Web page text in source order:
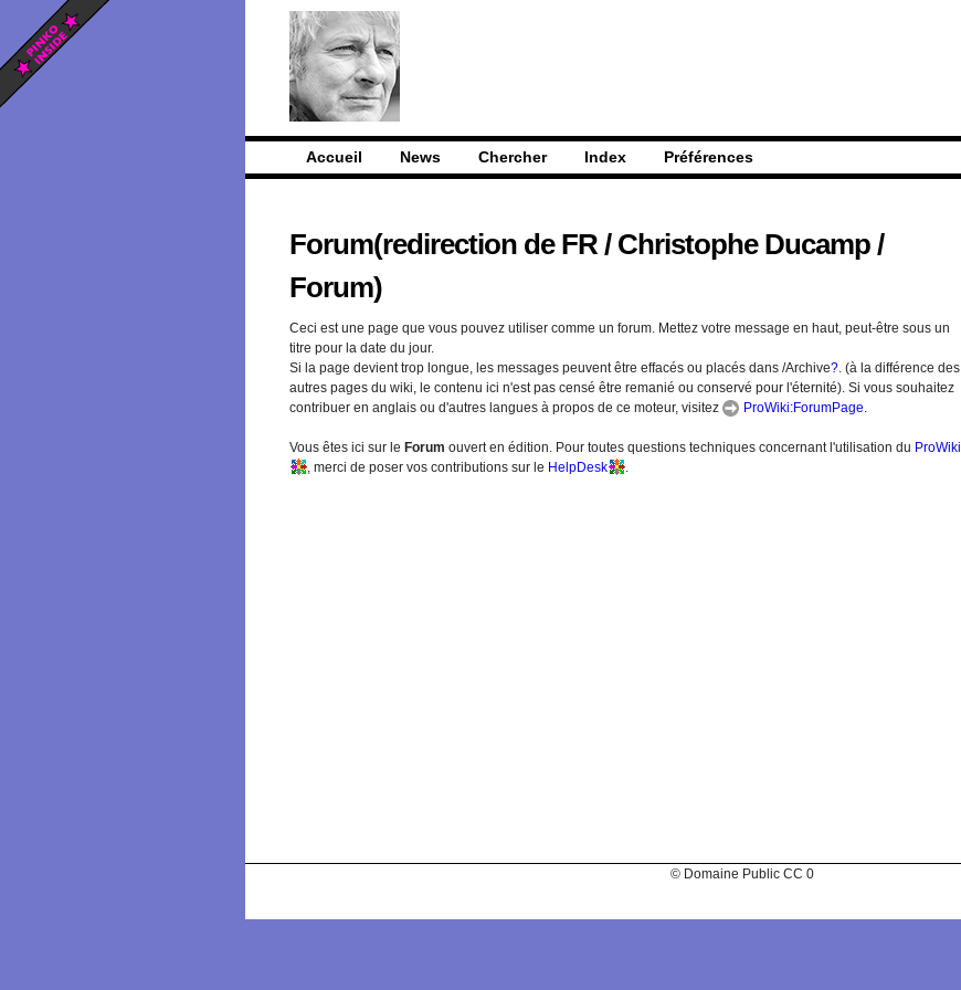
Accueil News Chercher Index Préférences
Forum(redirection de FR / Christophe Ducamp /
Forum)
Ceci est une page que vous pouvez utiliser comme un forum. Mettez votre message en haut, peut-être sous un
titre pour la date du jour.
Si la page devient trop longue, les messages peuvent être effacés ou placés dans /Archive? . (à la différence des
autres pages du wiki, le contenu ici n'est pas censé être remanié ou conservé pour l'éternité). Si vous souhaitez
contribuer en anglais ou d'autres langues à propos de ce moteur, visitez
ProWiki:ForumPage
Vous êtes ici sur le Forum ouvert en édition. Pour toutes questions techniques concernant l'utilisation du ProWiki
, merci de poser vos contributions sur le HelpDesk
© Domaine Public CC 0